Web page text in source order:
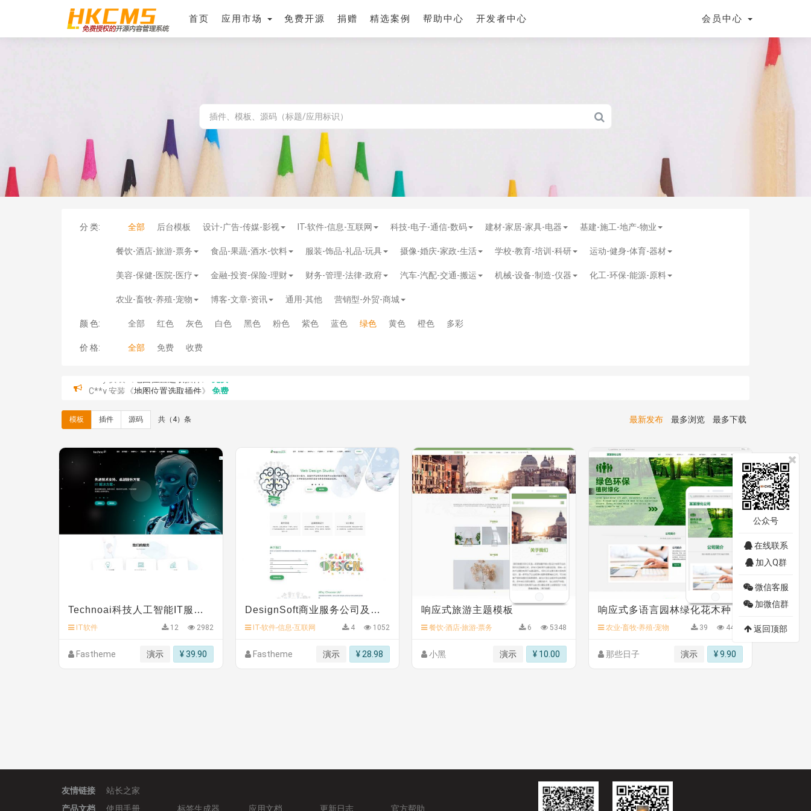
首页 应用市场 免费开源 捐赠 精选案例 帮助中心 开发者中心 会员中心
分 类: 全部 后台模板 设计-广告-传媒-影视 IT-软件-信息-互联网 科技-电子-通信-数码 建材-家居-家具-电器 基建-施工-地产-物业
餐饮-酒店-旅游-票务 食品-果蔬-酒水-饮料 服装-饰品-礼品-玩具 摄像-婚庆-家政-生活 学校-教育-培训-科研 运动-健身-体育-器材
美容-保健-医院-医疗 金融-投资-保险-理财 财务-管理-法律-政府 汽车-汽配-交通-搬运 机械-设备-制造-仪器 化工-环保-能源-原料
农业-畜牧-养殖-宠物 博客-文章-资讯 通用-其他 营销型-外贸-商城
颜 色: 全部 红色 灰色 白色 黑色 粉色 紫色 蓝色 绿色 黄色 橙色 多彩
价 格: 全部 免费 收费
C**y 安装《地图位置选取插件》 免费
hk****08 安装《
hk****08 安装《
一键生成应用
hk****80 安装《响应式多语言企业公司简单通用模板》免费
响应式多语言企业公司简单通用模板
文章采集插件（支持多模型） 》￥20.00
hk****70 安装《 地图位置选取插件 》
hk****70 安装《 sitemaps站点地图
hk****28 安装《
Technoai科技人工智能IT服务多用途网站模板
鸾**月 安装《
文件预览》￥9.90
C**y 安装《响应式多语言白色主题通用企业站
免费
C**y 安装《双语言响应式科技通用模板
C**y 安装《
C**y 安装《 双语言响应式科技通用模板
》免费
心怀****i） 安装《sitemap地图生成
免费
C**y 安装《地图位置选取插件
模板 插件 源码 共（4）条 最新发布 最多浏览 最多下载
Technoai科技人工智能IT服务多用途网站模板
IT软件 12 2982
Fastheme 演示 ¥ 39.90
DesignSoft商业服务公司及网页设计工作室网站模板
IT-软件-信息-互联网 4 1052
Fastheme 演示 ¥ 28.98
响应式旅游主题模板
餐饮-酒店-旅游-票务 6 5348
小黑 演示 ¥ 10.00
农业-畜牧-养殖-宠物 39 4486
那些日子 演示 ¥ 9.90
友情链接
站长之家
产品文档
使用手册 标签生成器 应用文档 更新日志 官方帮助
公众号
在线联系
加入Q群
微信客服
加微信群
返回顶部